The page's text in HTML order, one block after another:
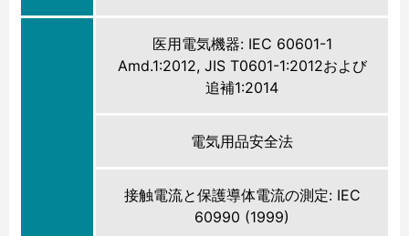
医用電気機器: IEC 60601-1
Amd.1:2012, JIS T0601-1:2012および
追補1:2014
電気用品安全法
接触電流と保護導体電流の測定: IEC
60990 (1999)